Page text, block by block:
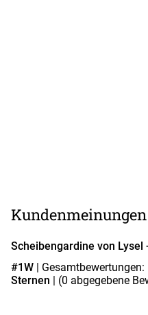
Kundenmeinungen
Scheibengardine von
#1W | Gesamtbewertungen:
Sternen | (0 abgegebene